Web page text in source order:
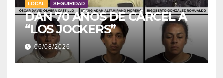
LOCAL SEGUIRIDAD
DAN 70 AÑOS DE CÁRCEL A
“LOS JOCKERS”
06/08/2026